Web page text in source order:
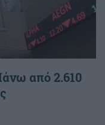
από 2.610